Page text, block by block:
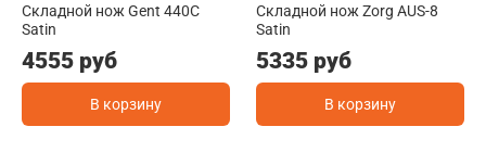
Складной нож Gent 440C
Satin
4555 руб
В корзину
Складной нож Zorg AUS-8
Satin
5335 руб
В корзину